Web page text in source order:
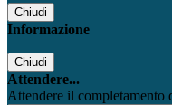
Chiudi
Informazione
Chiudi
Attendere...
Attendere il completamento